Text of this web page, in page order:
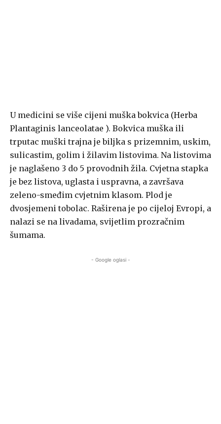
U medicini se više cijeni muška bokvica (Herba
Plantaginis lanceolatae ). Bokvica muška ili
trputac muški trajna je biljka s prizemnim, uskim,
sulicastim, golim i žilavim listovima. Na listovima
je naglašeno 3 do 5 provodnih žila. Cvjetna stapka
je bez listova, uglasta i uspravna, a završava
zeleno-smeđim cvjetnim klasom. Plod je
dvosjemeni tobolac. Raširena je po cijeloj Evropi, a
nalazi se na livadama, svijetlim prozračnim
šumama.
- Google oglasi -